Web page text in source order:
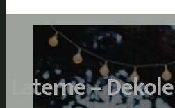
Laterne –